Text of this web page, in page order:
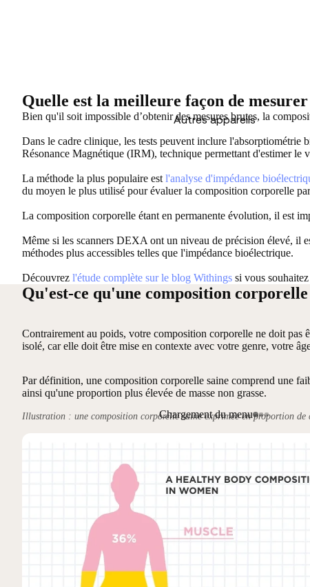
Autres appareils
Chargement du menu
Quelle est la meilleure façon de
Bien qu'il soit impossible d’obtenir des mesures brutes, la
Dans le cadre clinique, les tests peuvent inclure
Résonance Magnétique (IRM), technique permettant d'estimer le
La méthode la plus populaire est l'analyse d'impédance
du moyen le plus utilisé pour évaluer la composition corporelle
La composition corporelle étant en permanente évolution, il est
Même si les scanners DEXA ont un niveau de précision élevé, il
méthodes plus accessibles telles que l'impédance bioélectrique.
Découvrez l'étude complète sur le blog Withings si vous
Qu'est-ce qu'une composition corporelle
Contrairement au poids, votre composition corporelle ne doit pas
isolé, car elle doit être mise en contexte avec votre genre, votre
Par définition, une composition corporelle saine comprend une
ainsi qu'une proportion plus élevée de masse non grasse.
Illustration : une composition corporelle saine exprimée en proportion de